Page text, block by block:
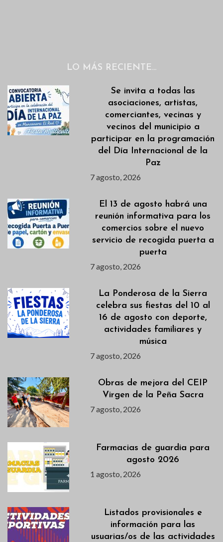
LO MÁS RECIENTE…
Se invita a todas las
asociaciones, artistas,
comerciantes, vecinas y
vecinos del municipio a
participar en la programación
del Día Internacional de la
Paz
7 agosto, 2026
El 13 de agosto habrá una
reunión informativa para los
comercios sobre el nuevo
servicio de recogida puerta a
puerta
7 agosto, 2026
La Ponderosa de la Sierra
celebra sus fiestas del 10 al
16 de agosto con deporte,
actividades familiares y
música
7 agosto, 2026
Obras de mejora del CEIP
Virgen de la Peña Sacra
7 agosto, 2026
Farmacias de guardia para
agosto 2026
1 agosto, 2026
Listados provisionales e
información para las
usuarias/os de las actividades